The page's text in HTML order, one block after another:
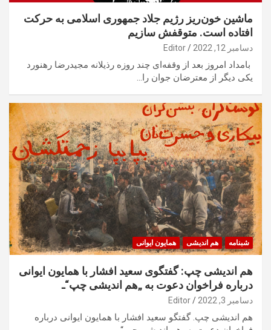
ماشین خون‌ریز رژیم جلاد جمهوری اسلامی به حرکت
افتاده است. متوقفش سازیم
دسامبر 12, 2022 Editor
بامداد امروز بعد از وقفه‌ای چند روزه رذیلانه مجیدرضا رهنورد
یکی دیگر از معترضان جوان را…
شبنامه هم اندیشی همایون ایوانی
هم اندیشی چپ: گفتگوی سعید افشار با همایون ایوانی
درباره فراخوان دعوت به „هم اندیشی چپ“ـ
دسامبر 3, 2022 Editor
هم اندیشی چپ. گفتگو سعید افشار با همایون ایوانی درباره